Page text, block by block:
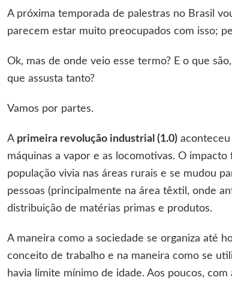
4.0
o
é
A próxima temporada de palestras no Brasil
parecem estar muito preocupados com isso;
Ok, mas de onde veio esse termo? E o que
que assusta tanto?
Vamos por partes.
A primeira revolução industrial (1.0)
máquinas a vapor e as locomotivas. O
população vivia nas áreas rurais e se mudou
pessoas (principalmente na área têxtil, onde
distribuição de matérias primas e produtos.
A maneira como a sociedade se organiza até
conceito de trabalho e na maneira como se
havia limite mínimo de idade. Aos poucos,